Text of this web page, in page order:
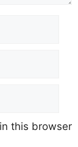
this browser